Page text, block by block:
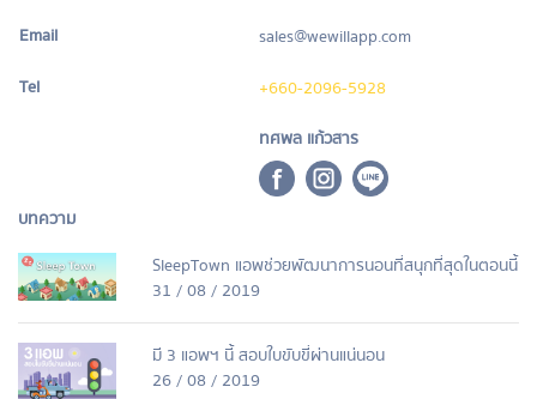
Email
sales@wewillapp.com
Tel
+660-2096-5928
ทศพล แก้วสาร
บทความ
SleepTown แอพช่วยพัฒนาการนอนที่สนุกที่สุดในตอนนี้
31 / 08 / 2019
มี 3 แอพฯ นี้ สอบใบขับขี่ผ่านแน่นอน
26 / 08 / 2019